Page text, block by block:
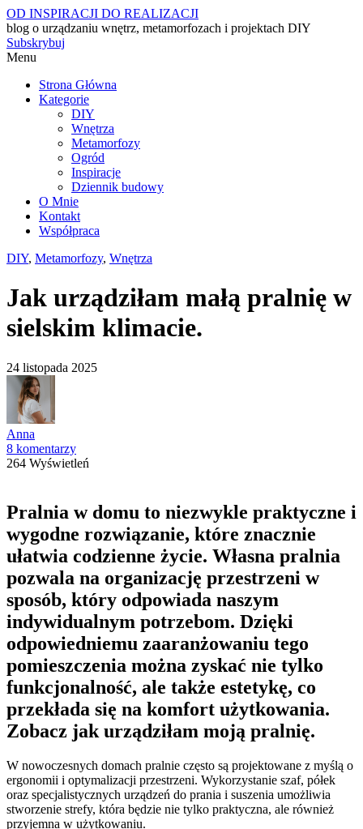
OD INSPIRACJI DO REALIZACJI
blog o urządzaniu wnętrz, metamorfozach i projektach DIY
Subskrybuj
Menu
Strona Główna
Kategorie
DIY
Wnętrza
Metamorfozy
Ogród
Inspiracje
Dziennik budowy
O Mnie
Kontakt
Współpraca
DIY, Metamorfozy, Wnętrza
Jak urządziłam małą pralnię w
sielskim klimacie.
24 listopada 2025
Anna
8 komentarzy
264 Wyświetleń
Pralnia w domu to niezwykle praktyczne i
wygodne rozwiązanie, które znacznie
ułatwia codzienne życie. Własna pralnia
pozwala na organizację przestrzeni w
sposób, który odpowiada naszym
indywidualnym potrzebom. Dzięki
odpowiedniemu zaaranżowaniu tego
pomieszczenia można zyskać nie tylko
funkcjonalność, ale także estetykę, co
przekłada się na komfort użytkowania.
Zobacz jak urządziłam moją pralnię.
W nowoczesnych domach pralnie często są projektowane z myślą o
ergonomii i optymalizacji przestrzeni. Wykorzystanie szaf, półek
oraz specjalistycznych urządzeń do prania i suszenia umożliwia
stworzenie strefy, która będzie nie tylko praktyczna, ale również
przyjemna w użytkowaniu.